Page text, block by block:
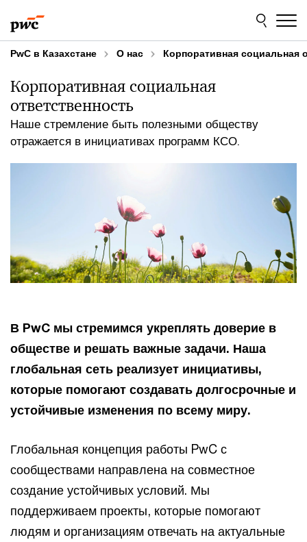
to
content
to
footer
PwC в Казахстане О нас Корпоративная социальная
Наше стремление быть полезными обществу
отражается в инициативах программ КСО.
Корпоративная социальная
ответственность
В PwC мы стремимся укреплять доверие в
обществе и решать важные задачи. Наша
глобальная сеть реализует инициативы,
которые помогают создавать долгосрочные и
устойчивые изменения по всему миру. ​
Глобальная концепция работы PwC с
сообществами направлена на совместное
создание устойчивых условий. Мы
поддерживаем проекты, которые помогают
людям и организациям отвечать на актуальные